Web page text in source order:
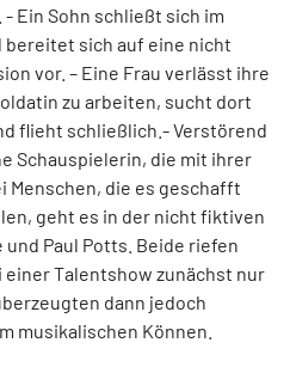
Ein Sohn schließt sich im
sich auf eine nicht
vor. – Eine Frau verlässt ihre
zu arbeiten, sucht dort
flieht schließlich.- Verstörend
Schauspielerin, die mit ihrer
Menschen, die es geschafft
geht es in der nicht fiktiven
und Paul Potts. Beide riefen
Talentshow zunächst nur
dann jedoch
musikalischen Können.